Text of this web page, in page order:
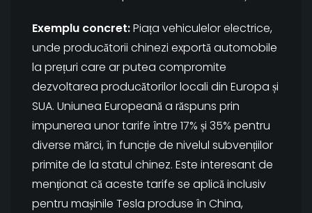
Exemplu concret:Piața vehiculelor electrice,
unde producătorii chinezi exportă automobile
la prețuri care ar putea compromite
dezvoltarea producătorilor locali din Europa și
SUA. Uniunea Europeană a răspuns prin
impunerea unor tarife între 17% și 35% pentru
diverse mărci, în funcție de nivelul subvențiilor
primite de la statul chinez. Este interesant de
menționat că aceste tarife se aplică inclusiv
pentru mașinile Tesla produse în China,